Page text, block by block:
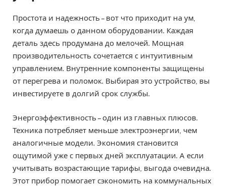
Простота и надежность – вот что приходит на ум,
когда думаешь о данном оборудовании. Каждая
деталь здесь продумана до мелочей. Мощная
производительность сочетается с интуитивным
управлением. Внутренние компоненты защищены
от перегрева и поломок. Выбирая это устройство, вы
инвестируете в долгий срок службы.
Энергоэффективность – один из главных плюсов.
Техника потребляет меньше электроэнергии, чем
аналогичные модели. Экономия становится
ощутимой уже с первых дней эксплуатации. А если
учитывать возрастающие тарифы, выгода очевидна.
Этот прибор помогает сэкономить на коммунальных